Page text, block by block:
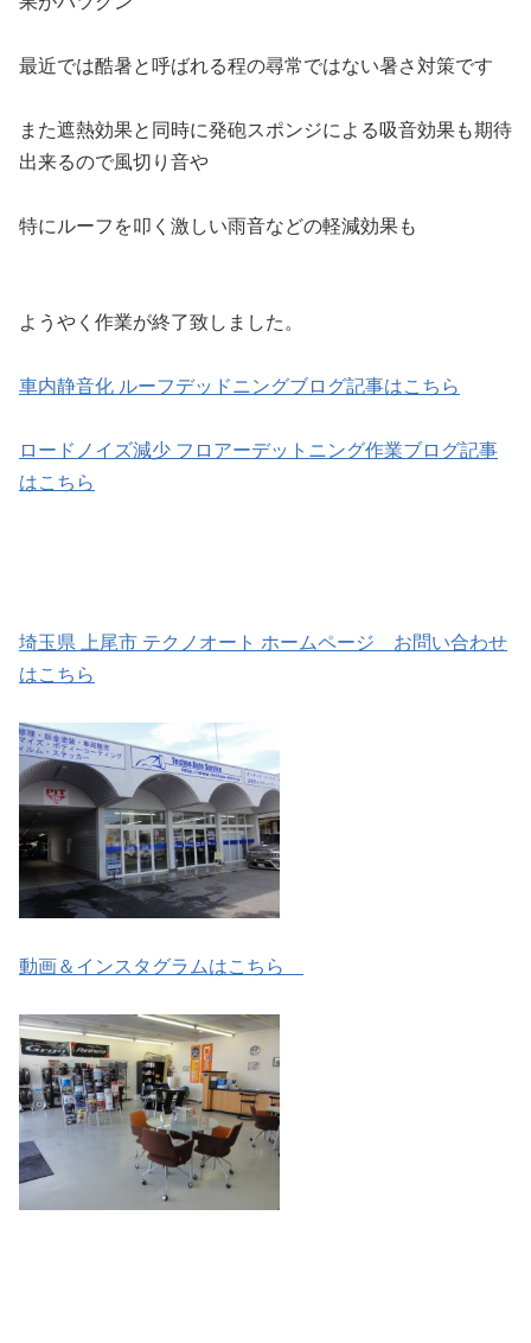
最近では酷暑と呼ばれる程の尋常ではない暑さ対策です
また遮熱効果と同時に発砲スポンジによる吸音効果も期待
出来るので風切り音や
特にルーフを叩く激しい雨音などの軽減効果も
ようやく作業が終了致しました。
車内静音化 ルーフデッドニングブログ記事はこちら
ロードノイズ減少 フロアーデットニング作業ブログ記事
はこちら
埼玉県 上尾市 テクノオート ホームページ お問い合わせ
はこちら
動画＆インスタグラムはこちら